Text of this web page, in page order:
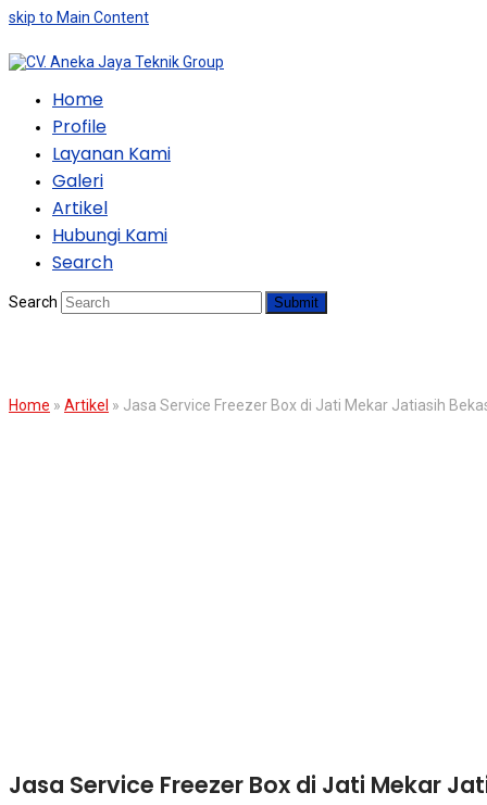
skip to Main Content
Home
Profile
Layanan Kami
Galeri
Artikel
Hubungi Kami
Search
Search Submit
Home » Artikel » Jasa Service Freezer Box di Jati Mekar Jatiasih
Jasa Service Freezer Box di Jati Mekar